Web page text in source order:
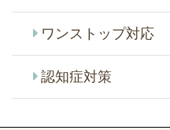
ワンストップ対応
認知症対策